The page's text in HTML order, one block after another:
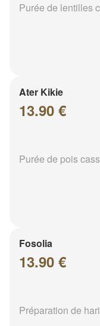
Purée de lentilles
Ater Kikie
13.90 €
Purée de pois
Fosolia
13.90 €
Préparation de